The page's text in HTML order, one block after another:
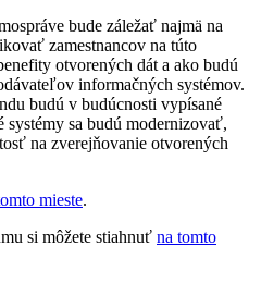
bude záležať najmä na
zamestnancov na túto
otvorených dát a ako budú
informačných systémov.
budú v budúcnosti vypísané
sa budú modernizovať,
na zverejňovanie otvorených
mieste.
si môžete stiahnuť na tomto